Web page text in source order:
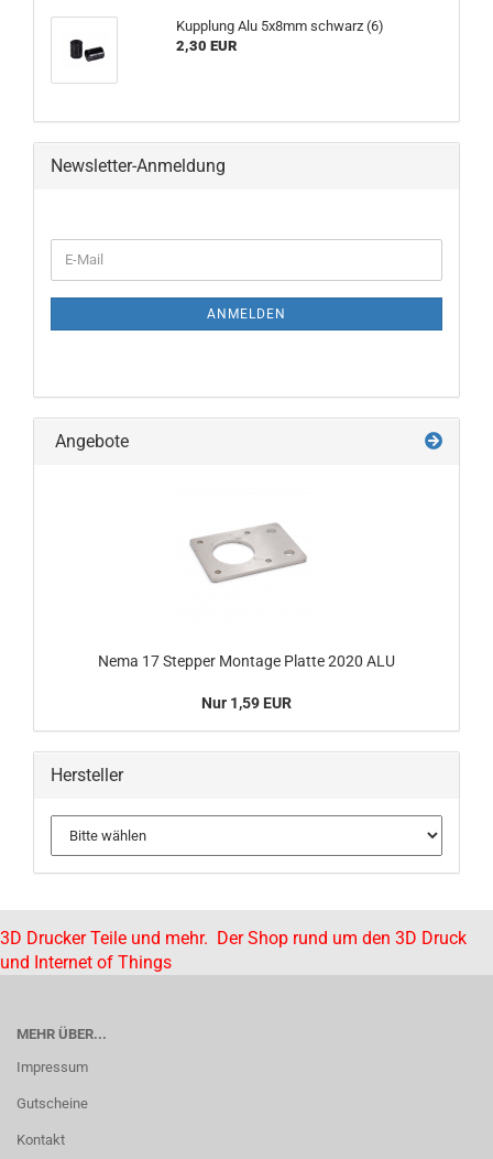
Kupplung Alu 5x8mm schwarz (6)
2,30 EUR
Newsletter-Anmeldung
ZUR
NEWSLETTER-
E-
Mail
ANMELDEN
Angebote
Nema 17 Stepper Montage Platte 2020 ALU
Nur 1,59 EUR
Hersteller
3D Drucker Teile und mehr. Der Shop rund um den 3D Druck
und Internet of Things
MEHR ÜBER...
Impressum
Gutscheine
Kontakt